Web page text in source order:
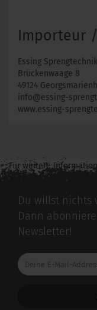
Importeur
Essing
Brückenwaage 8
49124
info@essing-
www.essing-
Für weitere
zu diesem Artikel.
Du willst nichts
Dann
Newsletter!
Deine
E-